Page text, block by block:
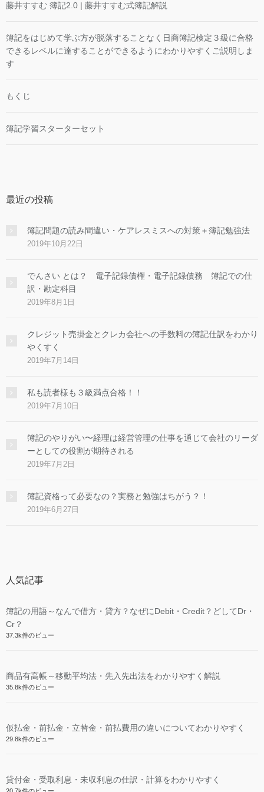
藤井すすむ 簿記2.0 | 藤井すすむ式簿記解説
簿記をはじめて学ぶ方が脱落することなく日商簿記検定３級に合格
できるレベルに達することができるようにわかりやすくご説明しま
す
もくじ
簿記学習スターターセット
最近の投稿
簿記問題の読み間違い・ケアレスミスへの対策＋簿記勉強法
2019年10月22日
でんさい とは？ 電子記録債権・電子記録債務 簿記での仕
訳・勘定科目
2019年8月1日
クレジット売掛金とクレカ会社への手数料の簿記仕訳をわかり
やくすく
2019年7月14日
私も読者様も３級満点合格！！
2019年7月10日
簿記のやりがい〜経理は経営管理の仕事を通じて会社のリーダ
ーとしての役割が期待される
2019年7月2日
簿記資格って必要なの？実務と勉強はちがう？！
2019年6月27日
人気記事
簿記の用語～なんで借方・貸方？なぜにDebit・Credit？どしてDr・
Cr？
37.3k件のビュー
商品有高帳～移動平均法・先入先出法をわかりやすく解説
35.8k件のビュー
仮払金・前払金・立替金・前払費用の違いについてわかりやすく
29.8k件のビュー
貸付金・受取利息・未収利息の仕訳・計算をわかりやすく